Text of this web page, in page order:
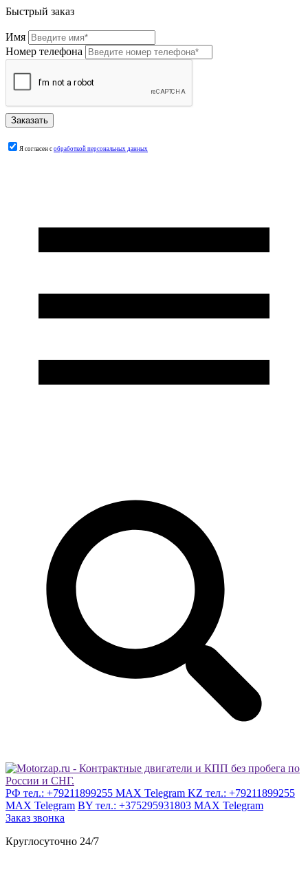
Быстрый заказ
Имя
Номер телефона
Я согласен с обработкой персональных данных
РФ тел.: +79211899255 MAX Telegram KZ тел.: +79211899255
MAX Telegram BY тел.: +375295931803 MAX Telegram
Заказ звонка
Круглосуточно 24/7